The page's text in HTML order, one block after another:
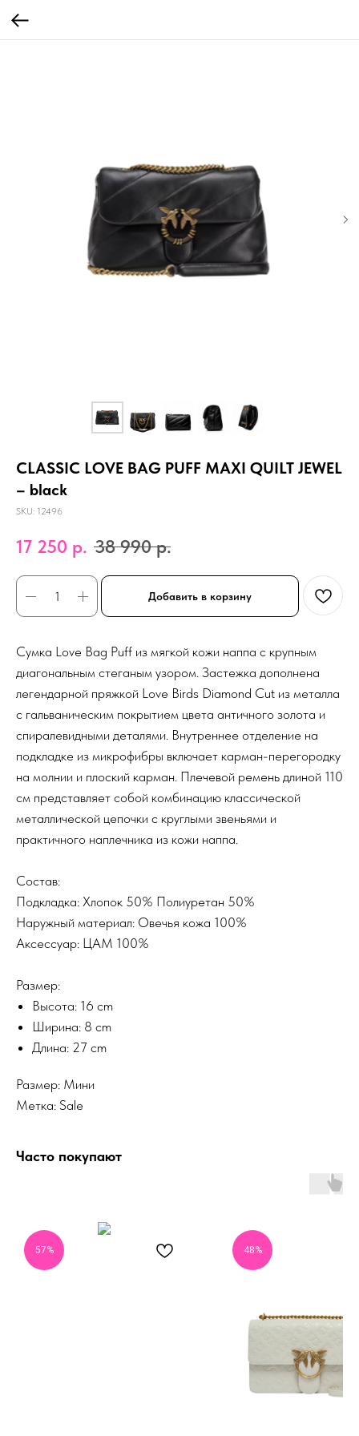
CLASSIC LOVE BAG PUFF MAXI QUILT JEWEL
– black
SKU: 12496
17 250 р. 38 990 р.
Добавить в корзину
Сумка Love Bag Puff из мягкой кожи наппа с крупным
диагональным стеганым узором. Застежка дополнена
легендарной пряжкой Love Birds Diamond Cut из металла
с гальваническим покрытием цвета античного золота и
спиралевидными деталями. Внутреннее отделение на
подкладке из микрофибры включает карман-перегородку
на молнии и плоский карман. Плечевой ремень длиной 110
см представляет собой комбинацию классической
металлической цепочки с круглыми звеньями и
практичного наплечника из кожи наппа.
Состав:
Подкладка: Хлопок 50% Полиуретан 50%
Наружный материал: Овечья кожа 100%
Аксессуар: ЦАМ 100%
Размер:
Высота: 16 cm
Ширина: 8 cm
Длина: 27 cm
Размер: Мини
Метка: Sale
Часто покупают
57% 48%